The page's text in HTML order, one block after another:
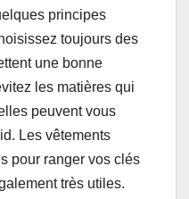
principes
toujours des
une bonne
les matières qui
peuvent vous
Les vêtements
pour ranger vos clés
très utiles.